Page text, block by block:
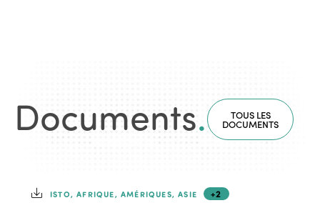
Documents. TOUS LES
DOCUMENTS
ISTO, AFRIQUE, AMÉRIQUES, ASIE +2